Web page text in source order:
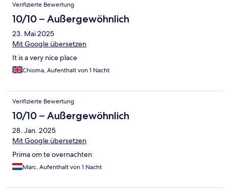
Verifizierte Bewertung
10/10 – Außergewöhnlich
23. Mai 2025
Mit Google übersetzen
It is a very nice place
Chioma, Aufenthalt von 1 Nacht
Verifizierte Bewertung
10/10 – Außergewöhnlich
28. Jan. 2025
Mit Google übersetzen
Prima om te overnachten
Marc, Aufenthalt von 1 Nacht